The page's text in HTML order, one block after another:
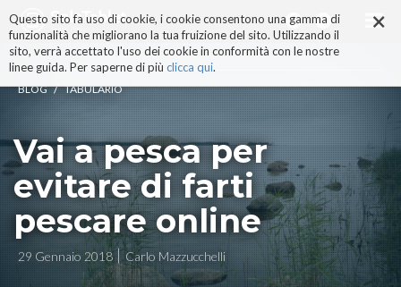
×
Questo sito fa uso di cookie, i cookie consentono una gamma di
funzionalità che migliorano la tua fruizione del sito. Utilizzando il
sito, verrà accettato l'uso dei cookie in conformità con le nostre
linee guida. Per saperne di più clicca qui.
ai
contenuti.
|
alla
navigazione
BLOG / TABULARIO
Vai a pesca per
evitare di farti
pescare online
29 Gennaio 2018 Carlo Mazzucchelli